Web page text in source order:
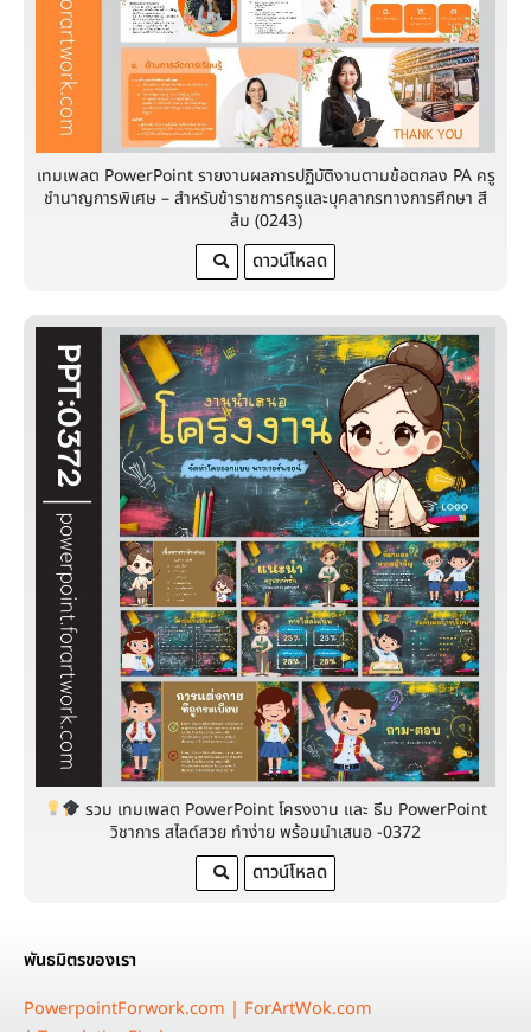
เทมเพลต PowerPoint รายงานผลการปฏิบัติงานตามข้อตกลง PA ครู
ชํานาญการพิเศษ – สำหรับข้าราชการครูและบุคลากรทางการศึกษา สี
ส้ม (0243)
ดาวน์โหลด
รวม เทมเพลต PowerPoint โครงงาน และ ธีม PowerPoint
วิชาการ สไลด์สวย ทำง่าย พร้อมนำเสนอ -0372
ดาวน์โหลด
พันธมิตรของเรา
PowerpointForwork.com | ForArtWok.com